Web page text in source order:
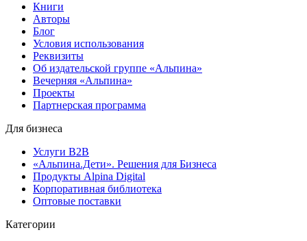
Книги
Авторы
Блог
Условия использования
Реквизиты
Об издательской группе «Альпина»
Вечерняя «Альпина»
Проекты
Партнерская программа
Для бизнеса
Услуги B2B
«Альпина.Дети». Решения для Бизнеса
Продукты Alpina Digital
Корпоративная библиотека
Оптовые поставки
Категории